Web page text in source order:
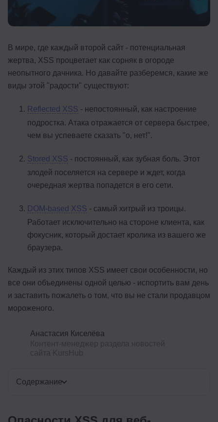
В мире, где каждый второй сайт - потенциальная
жертва, XSS процветает как сорняк в огороде
неопытного дачника. Но давайте разберемся, какие же
виды этой "радости" существуют:
Reflected XSS - непостоянный, как настроение
подростка. Атака отражается от сервера быстрее,
чем вы успеваете сказать "о, нет!".
Stored XSS - постоянный, как зубная боль. Этот
злодей поселяется на сервере и ждет, когда
очередная жертва попадется в его сети.
DOM-based XSS - самый хитрый из троицы.
Работает исключительно на стороне клиента, как
фокусник, который достает кролика из вашего же
браузера.
Каждый из этих типов XSS имеет свои особенности, но
все они объединены одной целью - испортить вам день
и заставить пожалеть о том, что вы не стали продавцом
мороженого.
Анастасия Киселёва
Содержание
Рейтинг онлайн-школ